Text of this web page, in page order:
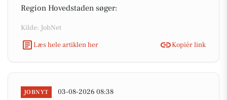
Region Hovedstaden søger:
Kilde: JobNet
Læs hele artiklen her
Kopiér link
JOBNYT 03-08-2026 08:38